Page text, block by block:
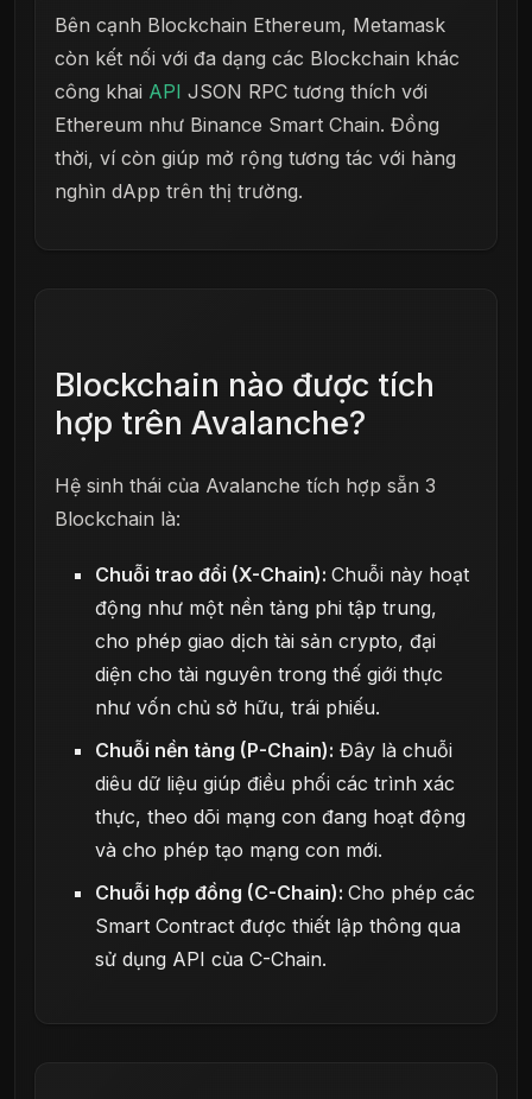
Bên cạnh Blockchain Ethereum, Metamask
còn kết nối với đa dạng các Blockchain khác
công khai API JSON RPC tương thích với
Ethereum như Binance Smart Chain. Đồng
thời, ví còn giúp mở rộng tương tác với hàng
nghìn dApp trên thị trường.
Blockchain nào được tích
hợp trên Avalanche?
Hệ sinh thái của Avalanche tích hợp sẵn 3
Blockchain là:
Chuỗi trao đổi (X-Chain):Chuỗi này hoạt
động như một nền tảng phi tập trung,
cho phép giao dịch tài sản crypto, đại
diện cho tài nguyên trong thế giới thực
như vốn chủ sở hữu, trái phiếu.
Chuỗi nền tảng (P-Chain): Đây là chuỗi
diêu dữ liệu giúp điều phối các trình xác
thực, theo dõi mạng con đang hoạt động
và cho phép tạo mạng con mới.
Chuỗi hợp đồng (C-Chain):Cho phép các
Smart Contract được thiết lập thông qua
sử dụng API của C-Chain.